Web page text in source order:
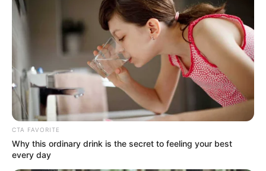
CTA FAVORITE
Why this ordinary drink is the secret to feeling your best
every day